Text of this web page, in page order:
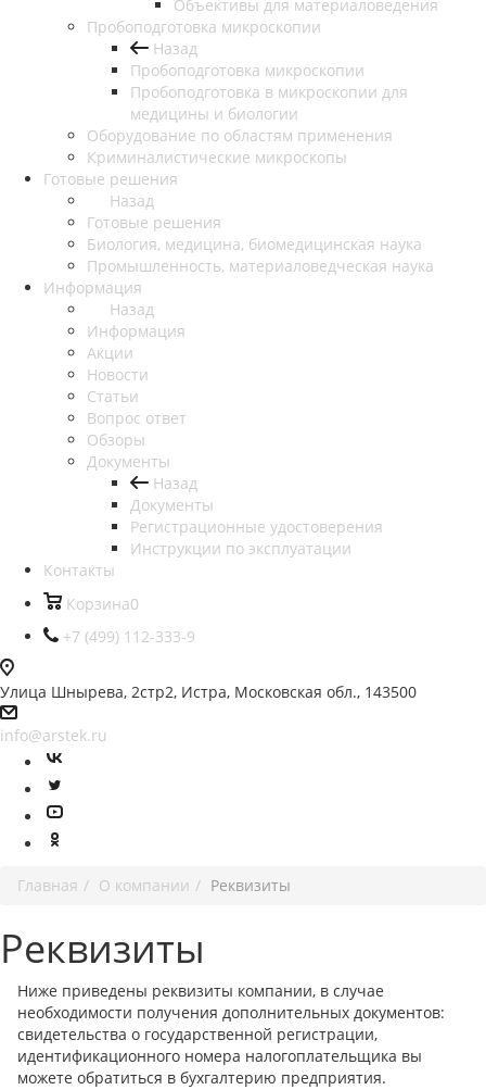
Объективы для материаловедения
Пробоподготовка микроскопии
Назад
Пробоподготовка микроскопии
Пробоподготовка в микроскопии для
медицины и биологии
Оборудование по областям применения
Криминалистические микроскопы
Готовые решения
Назад
Готовые решения
Биология, медицина, биомедицинская наука
Промышленность, материаловедческая наука
Информация
Назад
Информация
Акции
Новости
Статьи
Вопрос ответ
Обзоры
Документы
Назад
Документы
Регистрационные удостоверения
Инструкции по эксплуатации
Контакты
Корзина0
+7 (499) 112-333-9
Улица Шнырева, 2стр2, Истра, Московская обл., 143500
info@arstek.ru
Главная О компании Реквизиты
Реквизиты
Ниже приведены реквизиты компании, в случае
необходимости получения дополнительных документов:
свидетельства о государственной регистрации,
идентификационного номера налогоплательщика вы
можете обратиться в бухгалтерию предприятия.